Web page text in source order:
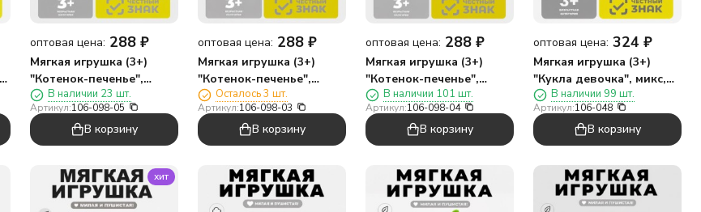
оптовая цена: 288 ₽
Мягкая игрушка (3+)
"Котенок-печенье",
розовая, 18 см
В наличии 23 шт.
Артикул:106-098-05
В корзину
оптовая цена: 288 ₽
Мягкая игрушка (3+)
"Котенок-печенье",
синяя, 18 см
Осталось 3 шт.
Артикул:106-098-03
В корзину
оптовая цена: 288 ₽
Мягкая игрушка (3+)
"Котенок-печенье",
фиолетовый, 18 см
В наличии 101 шт.
Артикул:106-098-04
В корзину
оптовая цена: 324 ₽
Мягкая игрушка (3+)
"Кукла девочка", микс,
20 смВ наличии 99 шт.
Артикул:106-048
В корзину
хит